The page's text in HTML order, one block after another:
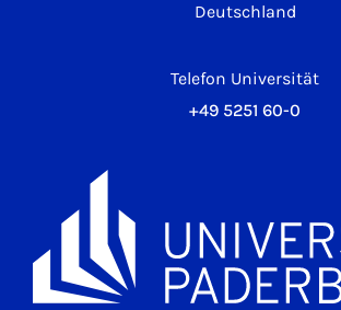
Deutschland
Telefon Universität
+49 5251 60-0